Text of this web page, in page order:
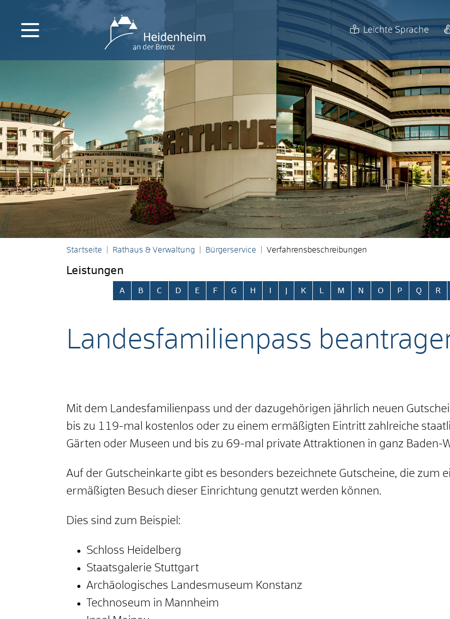
Leichte Sprache
Startseite Rathaus & Verwaltung Bürgerservice Verfahrensbeschreibungen
Leistungen
Alphabetisches Register überspringen
A B C D E F G H K M N O P Q R
Landesfamilienpass
Mit dem Landesfamilienpass und der dazugehörigen jährlich neuen
bis zu 119-mal kostenlos oder zu einem ermäßigten Eintritt zahlreiche
Gärten oder Museen und bis zu 69-mal private Attraktionen in ganz Baden-
Auf der Gutscheinkarte gibt es besonders bezeichnete Gutscheine, die zum
ermäßigten Besuch dieser Einrichtung genutzt werden können.
Dies sind zum Beispiel:
Schloss Heidelberg
Staatsgalerie Stuttgart
Archäologisches Landesmuseum Konstanz
Technoseum in Mannheim